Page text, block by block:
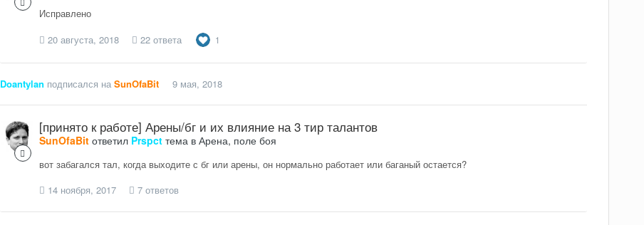
Исправлено
20 августа, 2018
22 ответа 1
Doantylan подписался на SunOfaBit 9 мая, 2018
[принято к работе] Арены/бг и их влияние на 3 тир талантов
SunOfaBitответил Prspctтема в Арена, поле боя
вот забагался тал, когда выходите с бг или арены, он нормально работает или баганый остается?
14 ноября, 2017
7 ответов